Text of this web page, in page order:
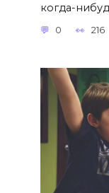
когда-
0 216